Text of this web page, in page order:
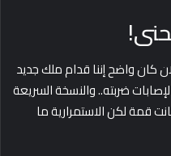
سنة 2007 مع ميلان كان واضح إننا قدام ملك جديد
ضربته.. والنسخة السريعة
قمة لكن الاستمرارية ما